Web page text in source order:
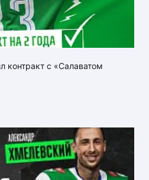
контракт с «Салаватом